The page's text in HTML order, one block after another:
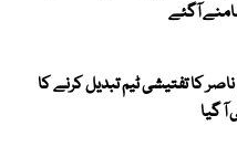
آگئے
کا تفتیشی ٹیم تبدیل کرنے کا
آ گیا